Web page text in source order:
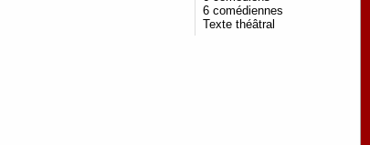
6 comédiennes
Texte théâtral